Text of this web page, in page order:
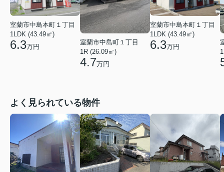
室蘭市中島本町１丁目
1LDK (43.49㎡)
6.3万円
室蘭市中島町１丁目
1R (26.09㎡)
4.7万円
室蘭市中島本町１丁目
1LDK (43.49㎡)
6.3万円
よく見られている物件